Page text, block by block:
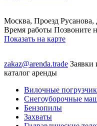
Москва, Проезд Русанова,
Время работы Позвоните
Показать на карте
zakaz@arenda.trade Заявки
каталог аренды
Вилочные
Снегоуборочные
Бензопилы
Захваты